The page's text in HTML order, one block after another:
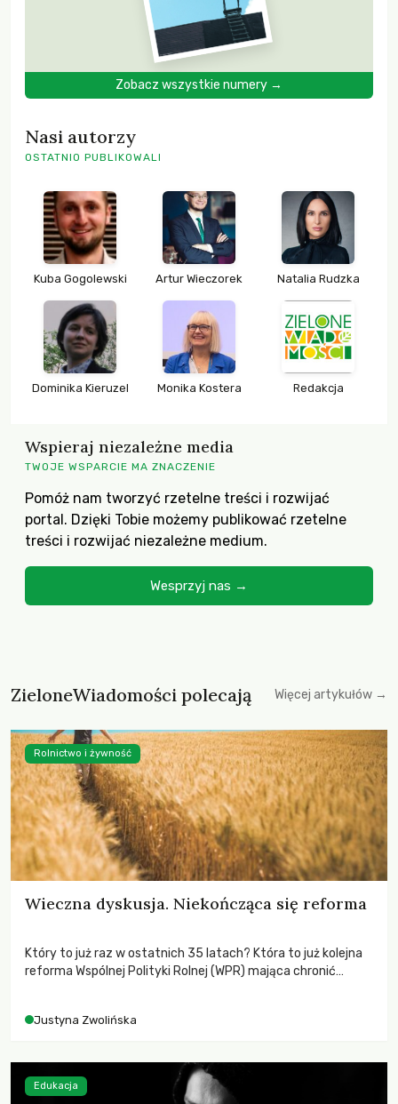
Zobacz wszystkie numery →
Nasi autorzy
OSTATNIO PUBLIKOWALI
Kuba Gogolewski Artur Wieczorek Natalia Rudzka
Dominika Kieruzel Monika Kostera Redakcja
Wspieraj niezależne media
TWOJE WSPARCIE MA ZNACZENIE
Pomóż nam tworzyć rzetelne treści i rozwijać
portal. Dzięki Tobie możemy publikować rzetelne
treści i rozwijać niezależne medium.
Wesprzyj nas →
ZieloneWiadomości polecają Więcej artykułów →
Wieczna dyskusja. Niekończąca się reforma
Który to już raz w ostatnich 35 latach? Która to już kolejna
reforma Wspólnej Polityki Rolnej (WPR) mająca chronić
Justyna Zwolińska
Rolnictwo i żywność
Edukacja